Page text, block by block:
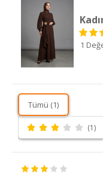
1
Tümü (1)
(1)